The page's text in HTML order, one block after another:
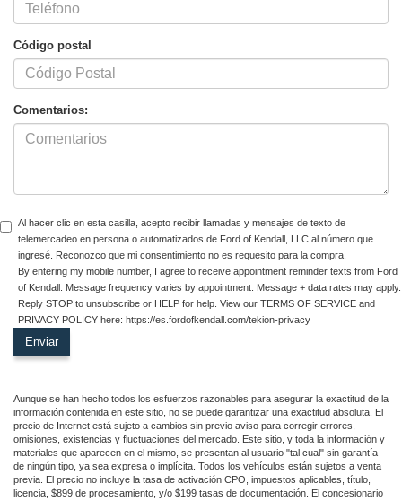
Código postal
Comentarios:
Al hacer clic en esta casilla, acepto recibir llamadas y mensajes de texto de
telemercadeo en persona o automatizados de Ford of Kendall, LLC al número que
ingresé. Reconozco que mi consentimiento no es requesito para la compra.
By entering my mobile number, I agree to receive appointment reminder texts from Ford
of Kendall. Message frequency varies by appointment. Message + data rates may apply.
Reply STOP to unsubscribe or HELP for help. View our TERMS OF SERVICE and
PRIVACY POLICY here: https://es.fordofkendall.com/tekion-privacy
Aunque se han hecho todos los esfuerzos razonables para asegurar la exactitud de la
información contenida en este sitio, no se puede garantizar una exactitud absoluta. El
precio de Internet está sujeto a cambios sin previo aviso para corregir errores,
omisiones, existencias y fluctuaciones del mercado. Este sitio, y toda la información y
materiales que aparecen en el mismo, se presentan al usuario "tal cual" sin garantía
de ningún tipo, ya sea expresa o implícita. Todos los vehículos están sujetos a venta
previa. El precio no incluye la tasa de activación CPO, impuestos aplicables, título,
licencia, $899 de procesamiento, y/o $199 tasas de documentación. El concesionario